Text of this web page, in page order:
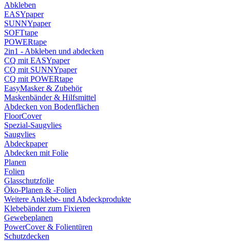
Abkleben
EASYpaper
SUNNYpaper
SOFTtape
POWERtape
2in1 - Abkleben und abdecken
CQ mit EASYpaper
CQ mit SUNNYpaper
CQ mit POWERtape
EasyMasker & Zubehör
Maskenbänder & Hilfsmittel
Abdecken von Bodenflächen
FloorCover
Spezial-Saugvlies
Saugvlies
Abdeckpaper
Abdecken mit Folie
Planen
Folien
Glasschutzfolie
Öko-Planen & -Folien
Weitere Anklebe- und Abdeckprodukte
Klebebänder zum Fixieren
Gewebeplanen
PowerCover & Folientüren
Schutzdecken